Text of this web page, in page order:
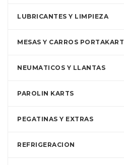
LUBRICANTES Y LIMPIEZA
MESAS Y CARROS PORTAKART
NEUMATICOS Y LLANTAS
PAROLIN KARTS
PEGATINAS Y EXTRAS
REFRIGERACION